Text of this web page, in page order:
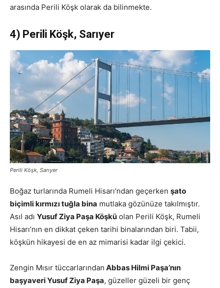
arasında Perili Köşk olarak da bilinmekte.
4) Perili Köşk, Sarıyer
Perili Köşk, Sarıyer
Boğaz turlarında Rumeli Hisarı’ndan geçerken şato
biçimli kırmızı tuğla bina mutlaka gözünüze takılmıştır.
Asıl adı Yusuf Ziya Paşa Köşkü olan Perili Köşk, Rumeli
Hisarı’nın en dikkat çeken tarihi binalarından biri. Tabii,
köşkün hikayesi de en az mimarisi kadar ilgi çekici.
Zengin Mısır tüccarlarından Abbas Hilmi Paşa’nın
başyaveri Yusuf Ziya Paşa, güzeller güzeli bir genç